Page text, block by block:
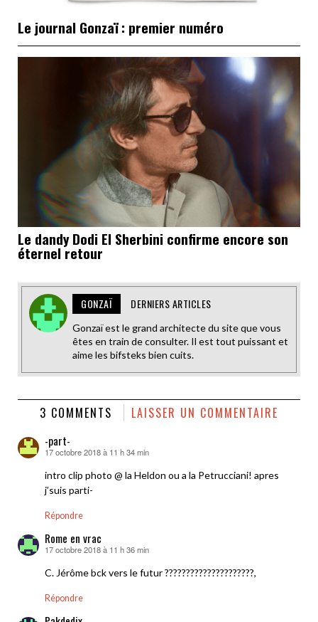
Le journal Gonzaï : premier numéro
Le dandy Dodi El Sherbini confirme encore son
éternel retour
GONZAÏ DERNIERS ARTICLES
Gonzaï est le grand architecte du site que vous
êtes en train de consulter. Il est tout puissant et
aime les bifsteks bien cuits.
3 COMMENTS LAISSER UN COMMENTAIRE
-part-
dit :
17 octobre 2018 à 11 h 34 min
intro clip photo @ la Heldon ou a la Petrucciani! apres
j’suis parti-
Répondre
Rome en vrac
dit :
17 octobre 2018 à 11 h 36 min
C. Jérôme bck vers le futur ?????????????????????,
Répondre